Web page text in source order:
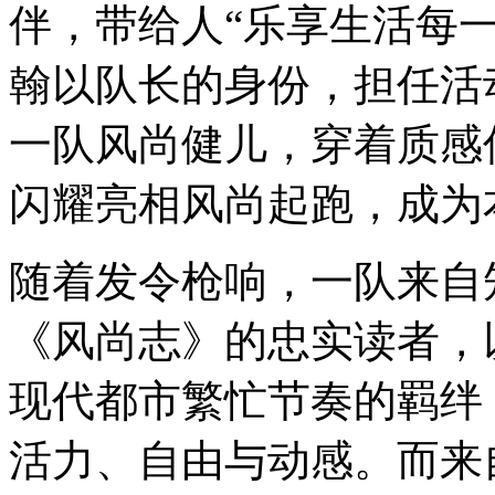
伴，带给人“乐享生活每
翰以队长的身份，担任
一队风尚健儿，穿着质
闪耀亮相风尚起跑，成
随着发令枪响，一队来
《风尚志》的忠实读者
现代都市繁忙节奏的羁
活力、自由与动感。而